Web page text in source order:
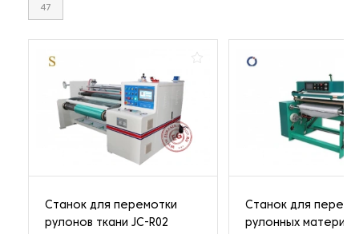
47
Станок для перемотки
рулонов ткани JC-R02
Станок для
рулонных